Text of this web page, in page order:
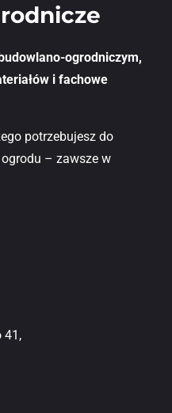
ogrodniczym,
i fachowe
potrzebujesz do
– zawsze w
41,